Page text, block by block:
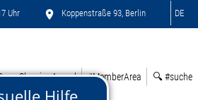
Uhr Koppenstraße 93, Berlin DE
#MemberArea 🔍 #suche